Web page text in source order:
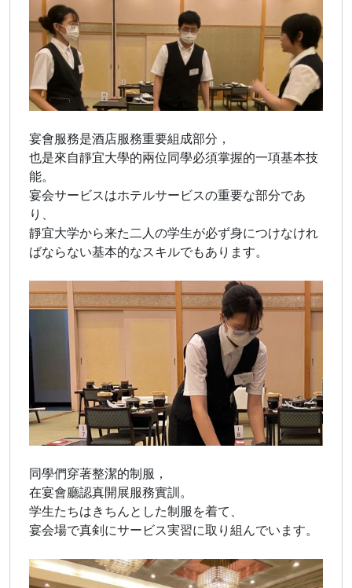
宴會服務是酒店服務重要組成部分，
也是來自靜宜大學的兩位同學必須掌握的一項基本技
能。
宴会サービスはホテルサービスの重要な部分であ
り、
靜宜大学から来た二人の学生が必ず身につけなけれ
ばならない基本的なスキルでもあります。
同學們穿著整潔的制服，
在宴會廳認真開展服務實訓。
学生たちはきちんとした制服を着て、
宴会場で真剣にサービス実習に取り組んでいます。